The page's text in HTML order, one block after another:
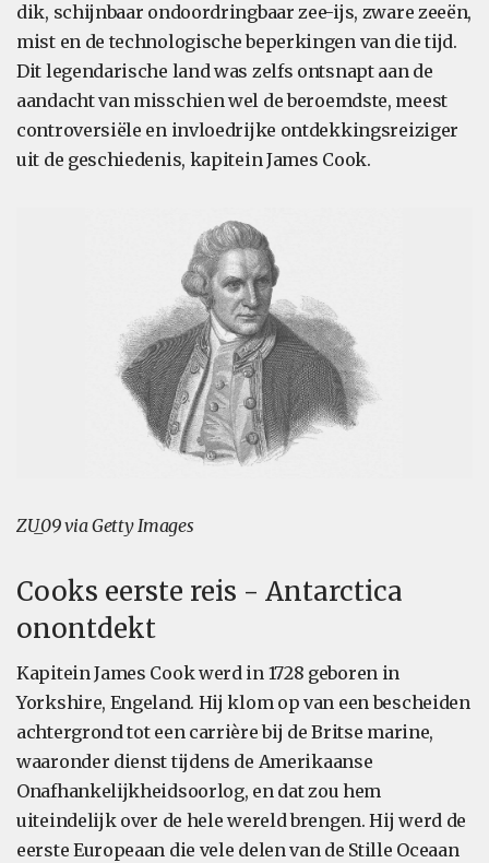
dik, schijnbaar ondoordringbaar zee-ijs, zware zeeën,
mist en de technologische beperkingen van die tijd.
Dit legendarische land was zelfs ontsnapt aan de
aandacht van misschien wel de beroemdste, meest
controversiële en invloedrijke ontdekkingsreiziger
uit de geschiedenis, kapitein James Cook.
ZU_09 via Getty Images
Cooks eerste reis - Antarctica
onontdekt
Kapitein James Cook werd in 1728 geboren in
Yorkshire, Engeland. Hij klom op van een bescheiden
achtergrond tot een carrière bij de Britse marine,
waaronder dienst tijdens de Amerikaanse
Onafhankelijkheidsoorlog, en dat zou hem
uiteindelijk over de hele wereld brengen. Hij werd de
eerste Europeaan die vele delen van de Stille Oceaan